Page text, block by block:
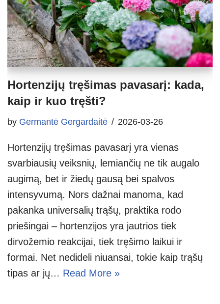
Hortenzijų tręšimas pavasarį: kada,
kaip ir kuo tręšti?
by Germantė Gergardaitė 2026-03-26
Hortenzijų tręšimas pavasarį yra vienas
svarbiausių veiksnių, lemiančių ne tik augalo
augimą, bet ir žiedų gausą bei spalvos
intensyvumą. Nors dažnai manoma, kad
pakanka universalių trąšų, praktika rodo
priešingai – hortenzijos yra jautrios tiek
dirvožemio reakcijai, tiek tręšimo laikui ir
formai. Net nedideli niuansai, tokie kaip trąšų
tipas ar jų… Read More »